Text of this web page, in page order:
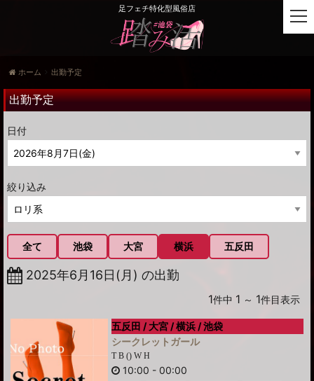
足フェチ特化型風俗店
ホーム 出勤予定
出勤予定
日付
絞り込み
全て 池袋 大宮 横浜 五反田
2025年6月16日(月) の出勤
1件中 1 ～ 1件目表示
五反田 / 大宮 / 横浜 / 池袋
シークレットガール
T B () W H
10:00 -00:00
t
o
e
i
g
i
o